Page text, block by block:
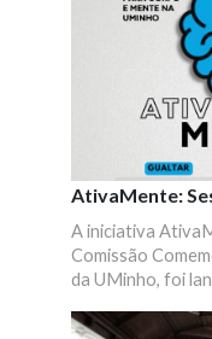
pretendeu-se,
importância e a
intervenção das
humanas na
de perspetivas
inquietações do
do que poderiam
futuros à escala
AtivaMente:
A iniciativa
Comissão
da UMinho, foi
sentido de